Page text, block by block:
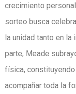
crecimiento
sorteo busca
la unidad tanto en
parte, Meade
física,
acompañar toda la